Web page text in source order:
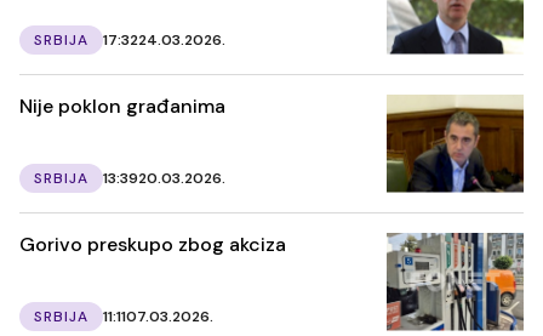
SRBIJA 17:3224.03.2026.
Nije poklon građanima
SRBIJA 13:3920.03.2026.
Gorivo preskupo zbog akciza
SRBIJA 11:1107.03.2026.